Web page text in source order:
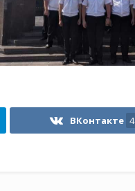
ВКонтакте 4